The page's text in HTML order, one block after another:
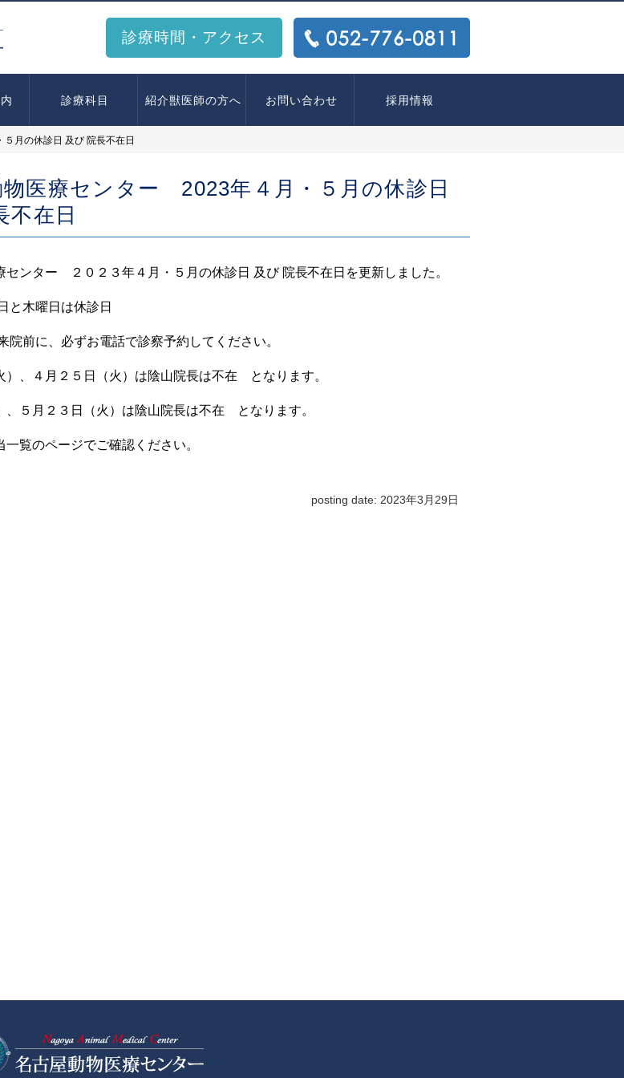
診療科目 紹介獣医師の方へ お問い合わせ 採用情報
診療時間・アクセス
052-776-0811
月の休診日 及び 院長不在日
物医療センター 2023年４月・５月の休診日
不在日
センター ２０２３年４月・５月の休診日 及び 院長不在日を更新しました。
と木曜日は休診日
院前に、必ずお電話で診察予約してください。
）、４月２５日（火）は陰山院長は不在 となります。
、５月２３日（火）は陰山院長は不在 となります。
一覧のページでご確認ください。
posting date: 2023年3月29日